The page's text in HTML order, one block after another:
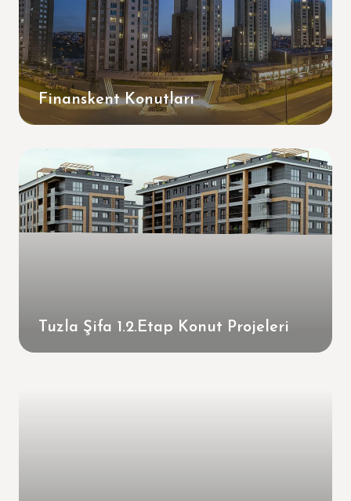
Finanskent Konutları
Tuzla Şifa 1.2.Etap Konut Projeleri